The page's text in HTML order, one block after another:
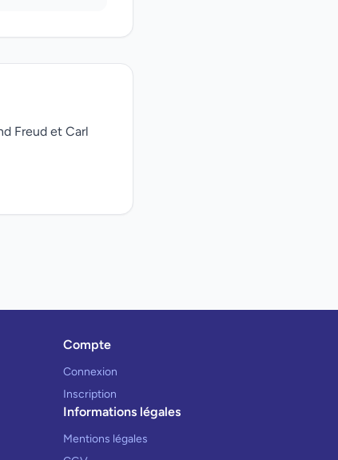
Freud et Carl
Compte
Connexion
Inscription
Informations légales
Mentions légales